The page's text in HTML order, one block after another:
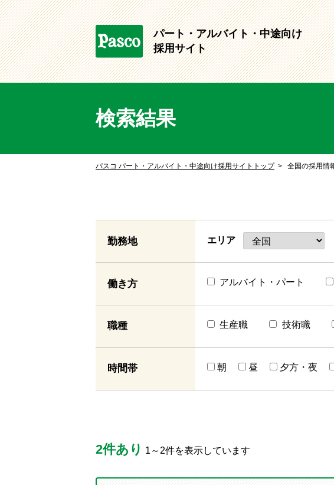
パート・アルバイト・中途向け
採用サイト
検索結果
パスコ パート・アルバイト・中途向け採用サイトトップ 全国の採用情
勤務地 エリア
働き方 アルバイト・パート
職種 生産職 技術職
時間帯 朝 昼 夕方・夜
2件あり 1～2件を表示しています